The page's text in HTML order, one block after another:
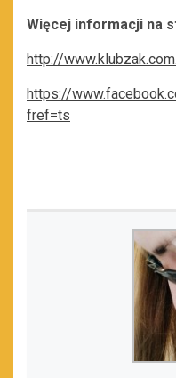
Więcej informacji na
http://
https://
fref=ts